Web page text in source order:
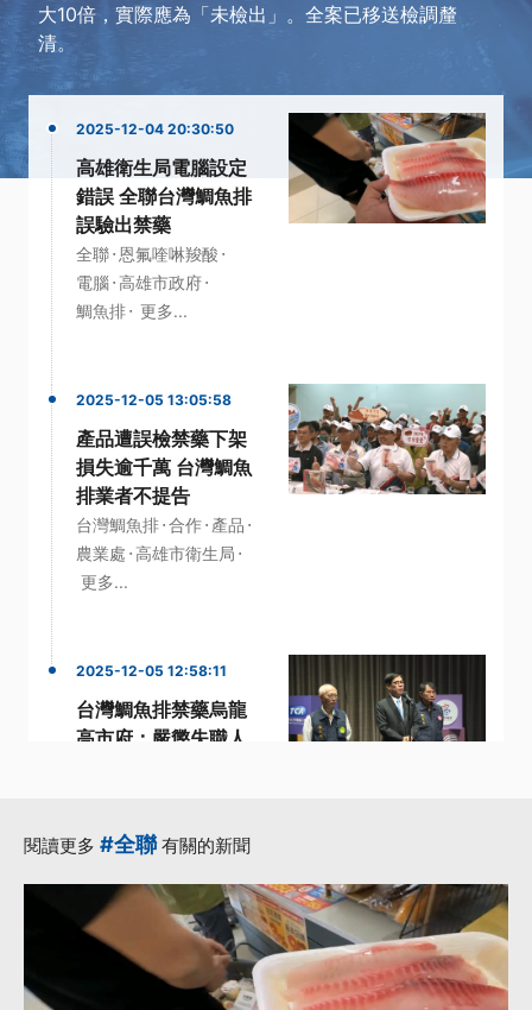
大10倍，實際應為「未檢出」。全案已移送檢調釐
清。
2025-12-04 20:30:50
高雄衛生局電腦設定
錯誤 全聯台灣鯛魚排
誤驗出禁藥
全聯· 恩氟喹啉羧酸 ·
電腦· 高雄市政府·
鯛魚排· 更多...
2025-12-05 13:05:58
產品遭誤檢禁藥下架
損失逾千萬 台灣鯛魚
排業者不提告
台灣鯛魚排·合作· 產品 ·
農業處 · 高雄市衛生局 ·
更多...
2025-12-05 12:58:11
台灣鯛魚排禁藥烏龍
高市府：嚴懲失職人
閱讀更多 #全聯有關的新聞